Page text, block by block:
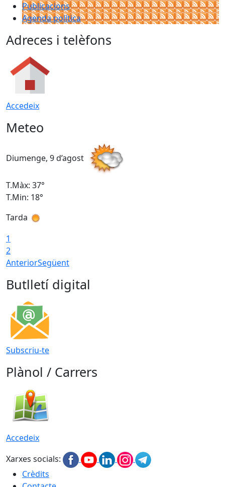
Publicacions
Agenda política
Adreces i telèfons
Accedeix
Meteo
Diumenge, 9 d’agost
T.Màx: 37°
T.Min: 18°
Tarda
1
2
AnteriorSegüent
Butlletí digital
Subscriu-te
Plànol / Carrers
Accedeix
Xarxes socials:
Crèdits